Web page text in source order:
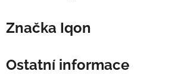
Značka Iqon
Ostatní informace